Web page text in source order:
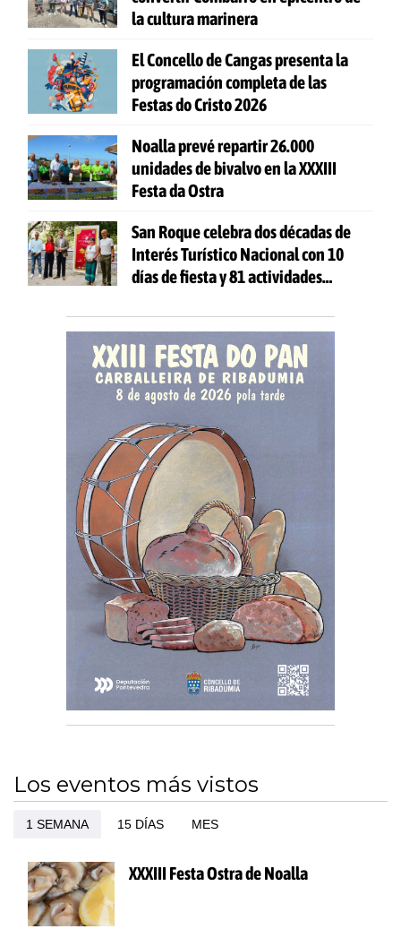
la cultura marinera
El Concello de Cangas presenta la
programación completa de las
Festas do Cristo 2026
Noalla prevé repartir 26.000
unidades de bivalvo en la XXXIII
Festa da Ostra
San Roque celebra dos décadas de
Interés Turístico Nacional con 10
días de fiesta y 81 actividades
Los eventos más vistos
1 SEMANA 15 DÍAS MES
XXXIII Festa Ostra de Noalla